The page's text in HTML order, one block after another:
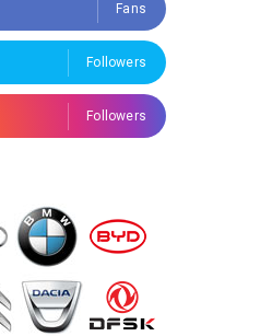
Fans
Followers
Followers